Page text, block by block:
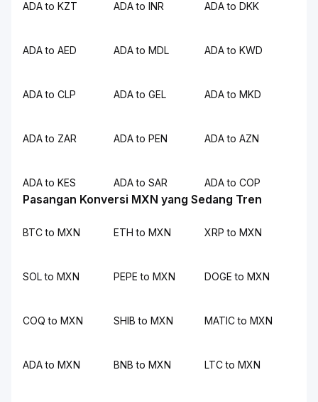
ADA to KZT ADA to INR ADA to DKK
ADA to AED ADA to MDL ADA to KWD
ADA to CLP ADA to GEL ADA to MKD
ADA to ZAR ADA to PEN ADA to AZN
ADA to KES ADA to SAR ADA to COP
Pasangan Konversi MXN yang Sedang Tren
BTC to MXN ETH to MXN XRP to MXN
SOL to MXN PEPE to MXN DOGE to MXN
COQ to MXN SHIB to MXN MATIC to MXN
ADA to MXN BNB to MXN LTC to MXN